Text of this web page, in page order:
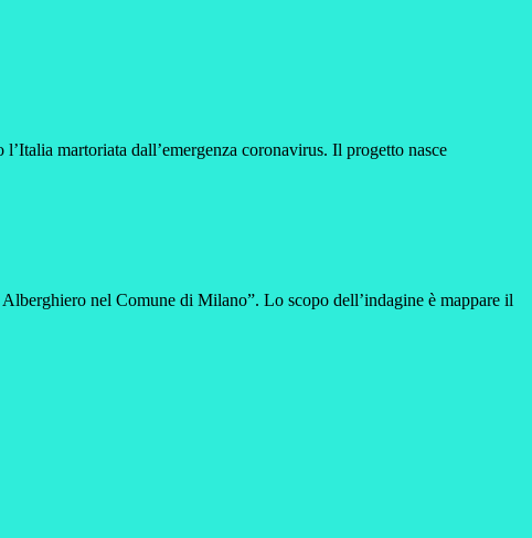
martoriata dall’emergenza coronavirus. Il progetto nasce
nel Comune di Milano”. Lo scopo dell’indagine è mappare il